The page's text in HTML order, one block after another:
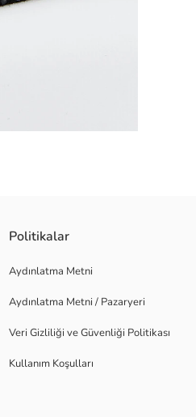
Politikalar
Aydınlatma Metni
Aydınlatma Metni / Pazaryeri
Veri Gizliliği ve Güvenliği Politikası
Kullanım Koşulları